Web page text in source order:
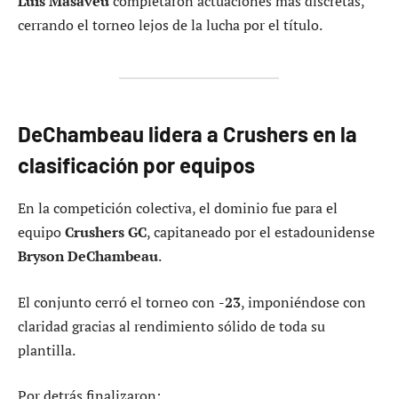
cerrando el torneo lejos de la lucha por el título.
DeChambeau lidera a Crushers en la
clasificación por equipos
En la competición colectiva, el dominio fue para el
equipoCrushers GC, capitaneado por el estadounidense
Bryson DeChambeau.
El conjunto cerró el torneo con -23, imponiéndose con
claridad gracias al rendimiento sólido de toda su
plantilla.